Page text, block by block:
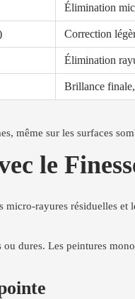
Élimination
Correction
Élimination
Brillance
même sur les surfaces
le
rayures résiduelles et
ou dures. Les peintures